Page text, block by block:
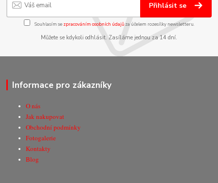
Přihlásit se
Souhlasím se zpracováním osobních údajůza účelem rozesílky newsletteru.
Můžete se kdykoli odhlásit. Zasíláme jednou za 14 dní.
Informace pro zákazníky
O nás
Jak nakupovat
Obchodní podmínky
Fotogalerie
Kontakty
Blog